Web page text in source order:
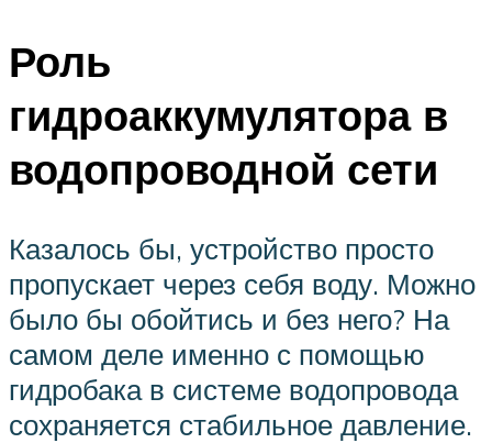
Роль
гидроаккумулятора в
водопроводной сети
Казалось бы, устройство просто
пропускает через себя воду. Можно
было бы обойтись и без него? На
самом деле именно с помощью
гидробака в системе водопровода
сохраняется стабильное давление.